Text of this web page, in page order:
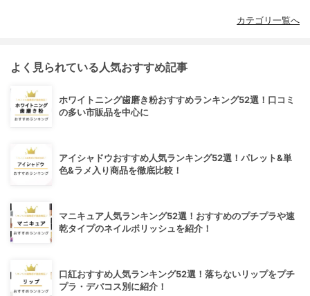
カテゴリ一覧へ
よく見られている人気おすすめ記事
ホワイトニング歯磨き粉おすすめランキング52選！口コミ
の多い市販品を中心に
アイシャドウおすすめ人気ランキング52選！パレット&単
色&ラメ入り商品を徹底比較！
マニキュア人気ランキング52選！おすすめのプチプラや速
乾タイプのネイルポリッシュを紹介！
口紅おすすめ人気ランキング52選！落ちないリップをプチ
プラ・デパコス別に紹介！